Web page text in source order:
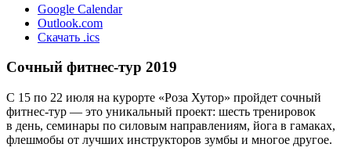
Google Calendar
Outlook.com
Скачать .ics
Сочный фитнес-тур 2019
С 15 по 22 июля на курорте «Роза Хутор» пройдет сочный
фитнес-тур — это уникальный проект: шесть тренировок
в день, семинары по силовым направлениям, йога в гамаках,
флешмобы от лучших инструкторов зумбы и многое другое.